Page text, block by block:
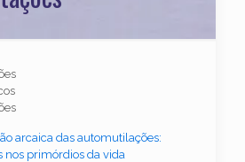
arcaica das automutilações:
nos primórdios da vida